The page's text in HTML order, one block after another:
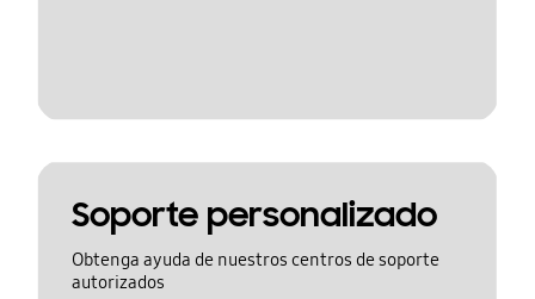
Soporte personalizado
Obtenga ayuda de nuestros centros de soporte
autorizados